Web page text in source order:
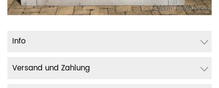
Info
Versand und Zahlung